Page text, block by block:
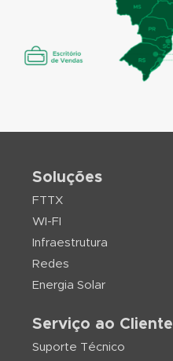
Soluções
FTTX
WI-FI
Infraestrutura
Redes
Energia Solar
Serviço ao Cliente
Suporte Técnico